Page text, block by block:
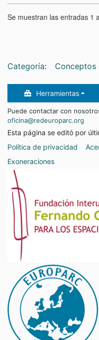
Se muestran las entradas 1
Categoría: Conceptos
Herramientas
Puede contactar con
oficina@redeuroparc.org
Esta página se editó por
Política de privacidad
Exoneraciones